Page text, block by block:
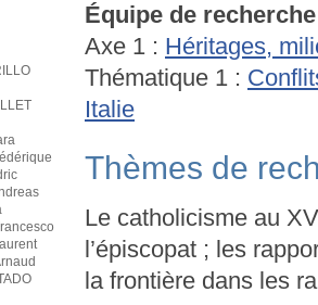
Équipe de
Axe 1 : Héritages,
Thématique 1 :
Italie
Thèmes de
Le catholicisme au
l’épiscopat ; les
la frontière dans les